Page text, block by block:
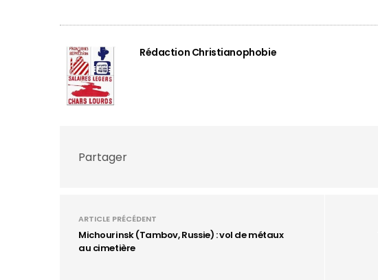
Rédaction Christianophobie
Partager
ARTICLE PRÉCÉDENT
Michourinsk (Tambov, Russie) : vol de métaux
au cimetière